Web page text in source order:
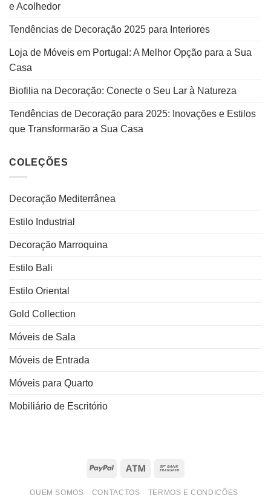
e Acolhedor
Tendências de Decoração 2025 para Interiores
Loja de Móveis em Portugal: A Melhor Opção para a Sua
Casa
Biofilia na Decoração: Conecte o Seu Lar à Natureza
Tendências de Decoração para 2025: Inovações e Estilos
que Transformarão a Sua Casa
COLEÇÕES
Decoração Mediterrânea
Estilo Industrial
Decoração Marroquina
Estilo Bali
Estilo Oriental
Gold Collection
Móveis de Sala
Móveis de Entrada
Móveis para Quarto
Mobiliário de Escritório
PayPal Atm
QUEM SOMOS CONTACTOS TERMOS E CONDIÇÕES